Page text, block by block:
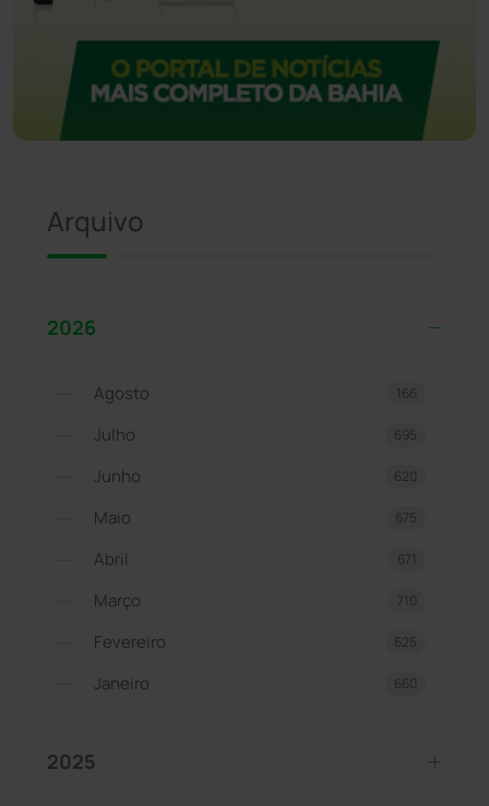
Arquivo
2026
Agosto 166
Julho 695
Junho 620
Maio 675
Abril 671
Março 710
Fevereiro 625
Janeiro 660
2025